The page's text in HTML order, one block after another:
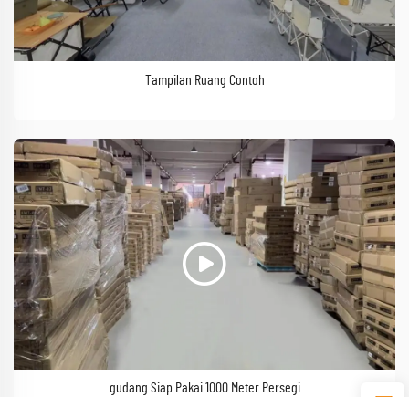
Tampilan Ruang Contoh
gudang Siap Pakai 1000 Meter Persegi